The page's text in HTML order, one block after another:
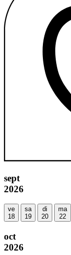
sept
2026
ve
18
sa
19
di
20
ma
22
oct
2026